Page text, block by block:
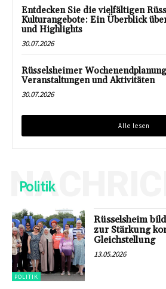
Entdecken Sie die vielfältigen
Kulturangebote: Ein Überblick
und Highlights
30.07.2026
Rüsselsheimer
Veranstaltungen und Aktivitäten
30.07.2026
Alle lesen
Politik
POLITIK
Rüsselsheim
zur Stärkung
Gleichstellung
13.05.2026